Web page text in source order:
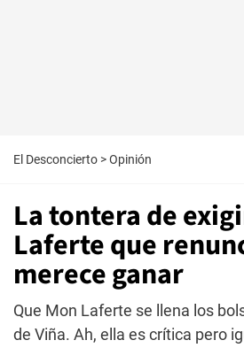
El Desconcierto >Opinión
La tontera de
Laferte que
merece ganar
Que Mon Laferte se llena los
de Viña. Ah, ella es crítica pero